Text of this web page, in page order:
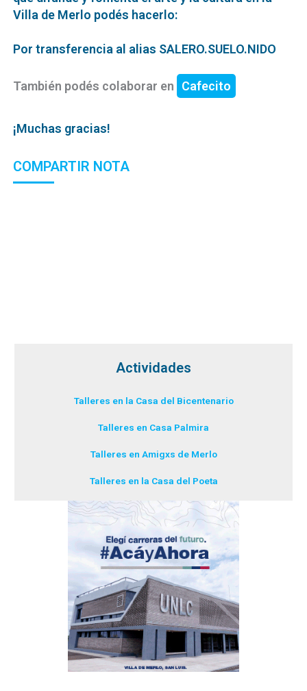
Villa de Merlo podés hacerlo:
Por transferencia al alias SALERO.SUELO.NIDO
También podés colaborar en Cafecito
¡Muchas gracias!
COMPARTIR NOTA
Actividades
Talleres en la Casa del Bicentenario
Talleres en Casa Palmira
Talleres en Amigxs de Merlo
Talleres en la Casa del Poeta